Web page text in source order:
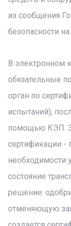
из сообщения
безопасности
В электронном
обязательные
орган по
испытаний),
помощью КЭП.
сертификации -
необходимости
состояние
решение:
отменяющую